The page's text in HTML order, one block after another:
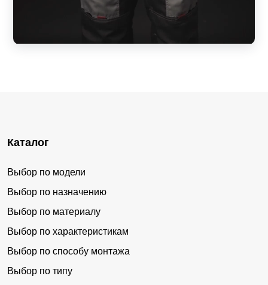
Каталог
Выбор по модели
Выбор по назначению
Выбор по материалу
Выбор по характеристикам
Выбор по способу монтажа
Выбор по типу